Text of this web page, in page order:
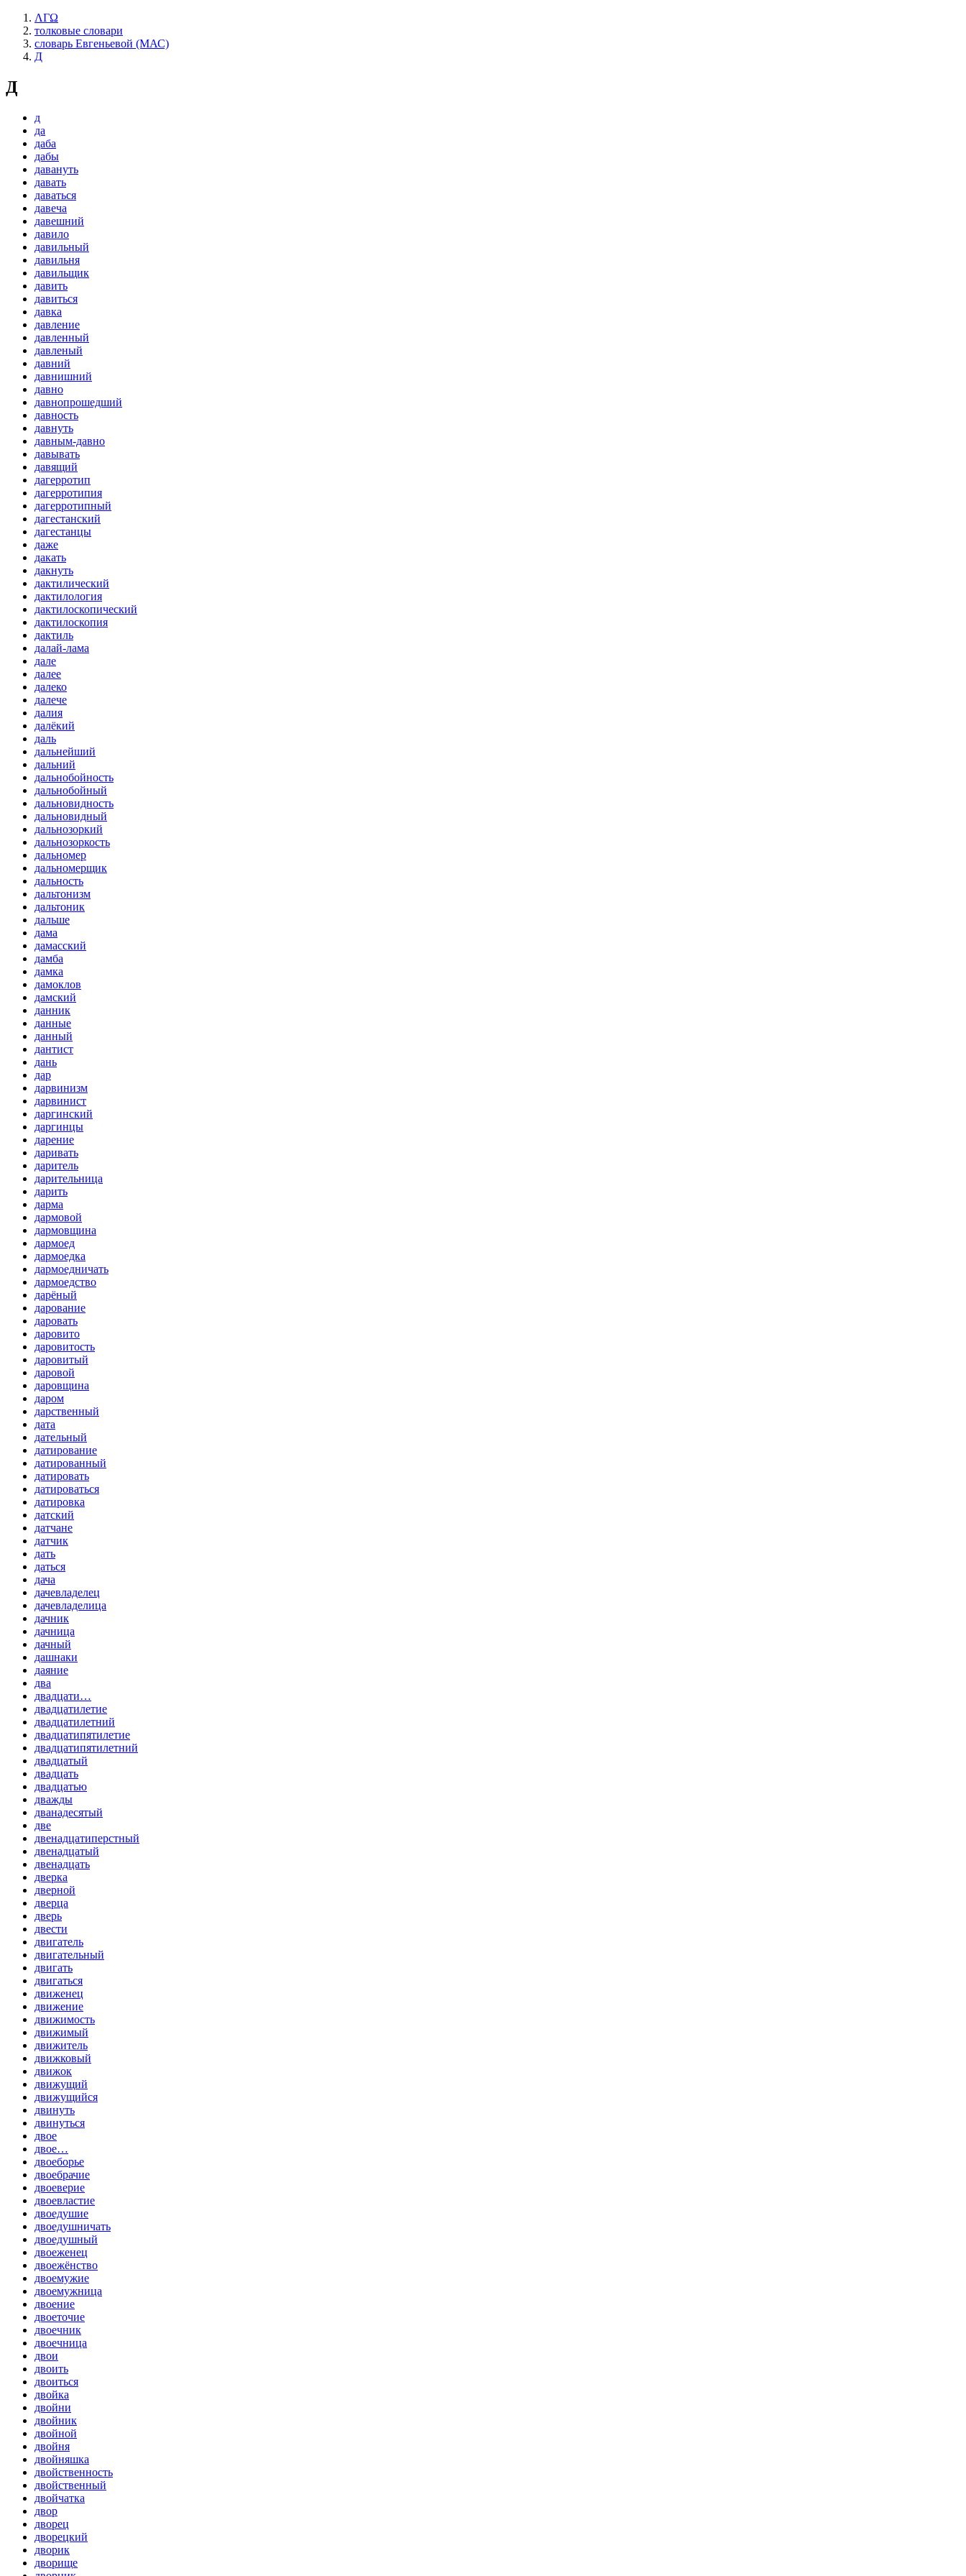
ΛΓΩ
толковые словари
словарь Евгеньевой (МАС)
Д
Д
д
да
даба
дабы
давануть
давать
даваться
давеча
давешний
давило
давильный
давильня
давильщик
давить
давиться
давка
давление
давленный
давленый
давний
давнишний
давно
давнопрошедший
давность
давнуть
давным-давно
давывать
давящий
дагерротип
дагерротипия
дагерротипный
дагестанский
дагестанцы
даже
дакать
дакнуть
дактилический
дактилология
дактилоскопический
дактилоскопия
дактиль
далай-лама
дале
далее
далеко
далече
далия
далёкий
даль
дальнейший
дальний
дальнобойность
дальнобойный
дальновидность
дальновидный
дальнозоркий
дальнозоркость
дальномер
дальномерщик
дальность
дальтонизм
дальтоник
дальше
дама
дамасский
дамба
дамка
дамоклов
дамский
данник
данные
данный
дантист
дань
дар
дарвинизм
дарвинист
даргинский
даргинцы
дарение
даривать
даритель
дарительница
дарить
дарма
дармовой
дармовщина
дармоед
дармоедка
дармоедничать
дармоедство
дарёный
дарование
даровать
даровито
даровитость
даровитый
даровой
даровщина
даром
дарственный
дата
дательный
датирование
датированный
датировать
датироваться
датировка
датский
датчане
датчик
дать
даться
дача
дачевладелец
дачевладелица
дачник
дачница
дачный
дашнаки
даяние
два
двадцати…
двадцатилетие
двадцатилетний
двадцатипятилетие
двадцатипятилетний
двадцатый
двадцать
двадцатью
дважды
дванадесятый
две
двенадцатиперстный
двенадцатый
двенадцать
дверка
дверной
дверца
дверь
двести
двигатель
двигательный
двигать
двигаться
движенец
движение
движимость
движимый
движитель
движковый
движок
движущий
движущийся
двинуть
двинуться
двое
двое…
двоеборье
двоебрачие
двоеверие
двоевластие
двоедушие
двоедушничать
двоедушный
двоеженец
двоежёнство
двоемужие
двоемужница
двоение
двоеточие
двоечник
двоечница
двои
двоить
двоиться
двойка
двойни
двойник
двойной
двойня
двойняшка
двойственность
двойственный
двойчатка
двор
дворец
дворецкий
дворик
дворище